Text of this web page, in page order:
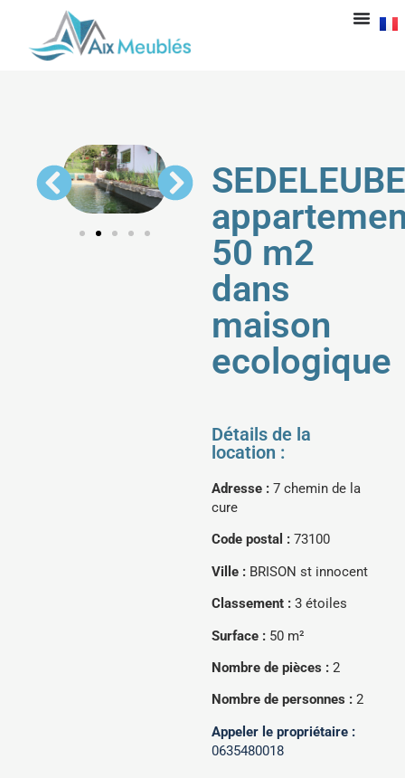
SEDELEUBE
50 m2
dans
maison
ecologique
Détails de la
location :
Adresse : 7 chemin de la
cure
Code postal : 73100
Ville : BRISON st innocent
Classement : 3 étoiles
Surface : 50 m²
Nombre de pièces : 2
Nombre de personnes : 2
Appeler le propriétaire :
0635480018